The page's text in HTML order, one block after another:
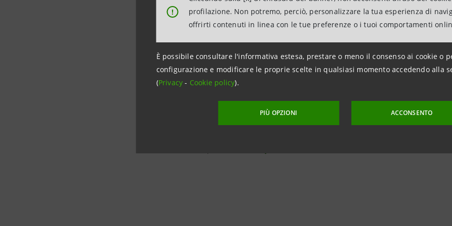
!
profilazione. Non potremo, perciò, personalizzare la tua esperienza di
offrirti contenuti in linea con le tue preferenze o i tuoi comportamenti
È possibile consultare l'informativa estesa, prestare o meno il consenso ai cookie o
configurazione e modificare le proprie scelte in qualsiasi momento accedendo alla
(Privacy- Cookie policy).
PIÙ OPZIONI ACCONSENTO
2012). Sono evidenti le difficoltà che le imprese distrettuali
mercato domestico, che ancora stentano a ripartire. Nei primi
ridotte le ore di CIG Ordinaria, a fronte di un significativo
contenuta della CIG in deroga.
Per informazioni
Intesa Sanpaolo
Rapporti con i Media - Banca dei Territori e Media Locali